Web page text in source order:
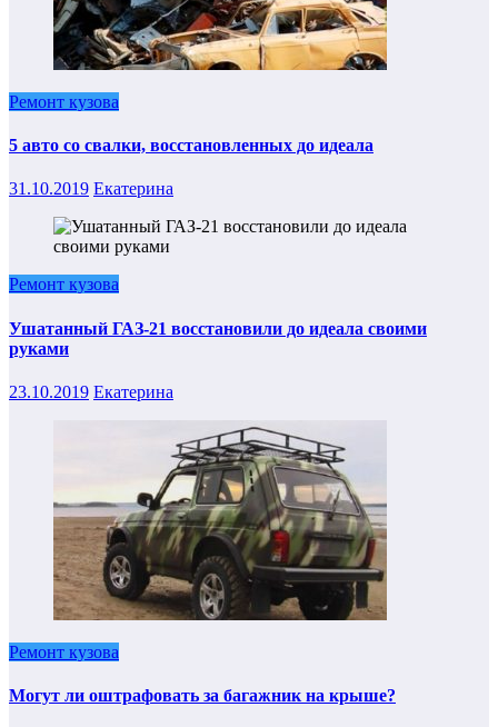
Ремонт кузова
5 авто со свалки, восстановленных до идеала
31.10.2019 Екатерина
Ремонт кузова
Ушатанный ГАЗ-21 восстановили до идеала своими
руками
23.10.2019 Екатерина
Ремонт кузова
Могут ли оштрафовать за багажник на крыше?